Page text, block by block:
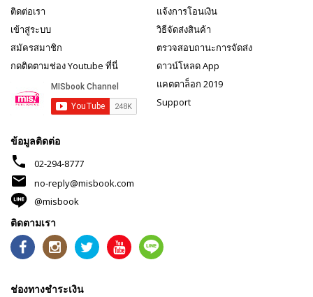
ติดต่อเรา
เข้าสู่ระบบ
สมัครสมาชิก
กดติดตามช่อง Youtube ที่นี่
แจ้งการโอนเงิน
วิธีจัดส่งสินค้า
ตรวจสอบถานะการจัดส่ง
ดาวน์โหลด App
แคตตาล็อก 2019
Support
ข้อมูลติดต่อ
phone 02-294-8777
mail
no-reply@misbook.com
@misbook
ติดตามเรา
ช่องทางชำระเงิน